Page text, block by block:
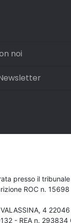
noi
presso il
ROC n. 15698
4
- REA n. 293834